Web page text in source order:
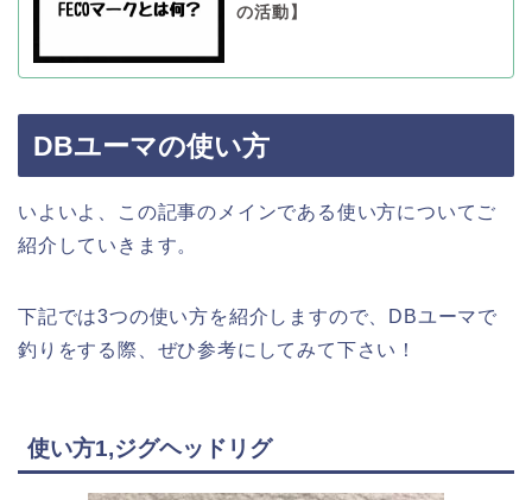
の活動】
DBユーマの使い方
いよいよ、この記事のメインである使い方についてご
紹介していきます。
下記では3つの使い方を紹介しますので、DBユーマで
釣りをする際、ぜひ参考にしてみて下さい！
使い方1,ジグヘッドリグ